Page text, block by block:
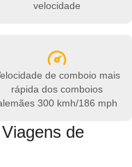
velocidade
de comboio mais
rápida dos comboios
300 kmh/186 mph
de